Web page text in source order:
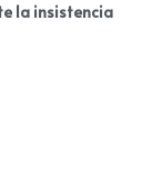
la insistencia